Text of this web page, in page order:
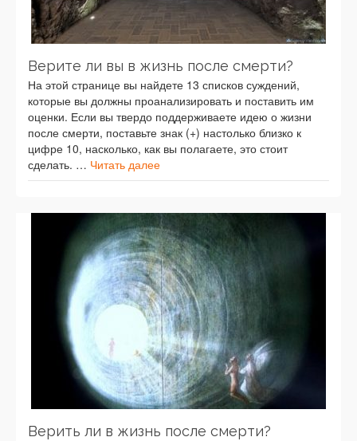
Верите ли вы в жизнь после смерти?
На этой странице вы найдете 13 списков суждений,
которые вы должны проанализировать и поставить им
оценки. Если вы твердо поддерживаете идею о жизни
после смерти, поставьте знак (+) настолько близко к
цифре 10, насколько, как вы полагаете, это стоит
сделать. … Читать далее
Верить ли в жизнь после смерти?